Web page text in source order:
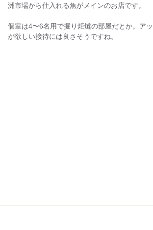
洲市場から仕入れる魚がメインのお店です。
個室は4〜6名用で掘り炬燵の部屋だとか。ア
が欲しい接待には良さそうですね。